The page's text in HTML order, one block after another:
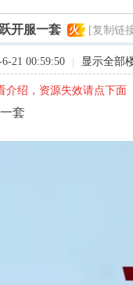
开服一套 火 [复制链
21 00:59:50 显示全部
介绍，资源失效请点下
套